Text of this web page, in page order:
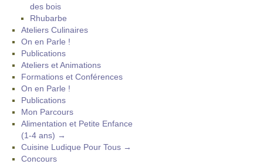
des bois
Rhubarbe
Ateliers Culinaires
On en Parle !
Publications
Ateliers et Animations
Formations et Conférences
On en Parle !
Publications
Mon Parcours
Alimentation et Petite Enfance
(1-4 ans) →
Cuisine Ludique Pour Tous →
Concours